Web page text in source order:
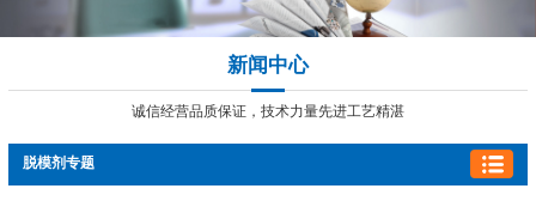
新闻中心
诚信经营品质保证，技术力量先进工艺精湛
脱模剂专题